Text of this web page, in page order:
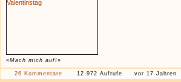
«Mach mich auf!»
26 Kommentare 12.972 Aufrufe vor 17 Jahren